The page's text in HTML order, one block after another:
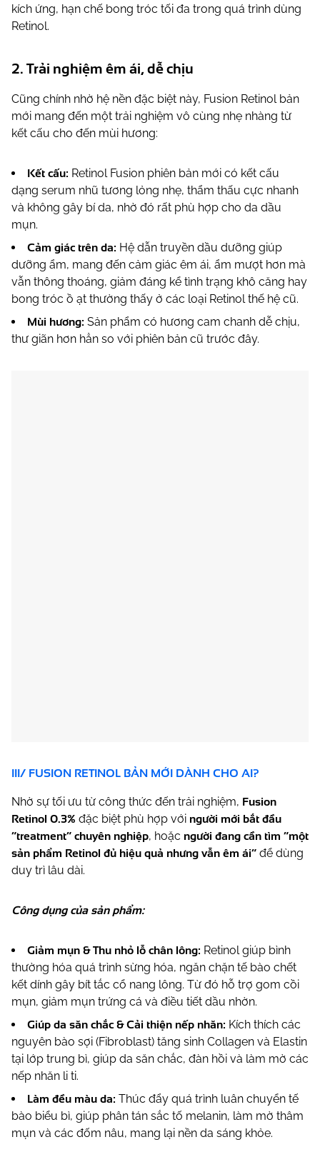
kích ứng, hạn chế bong tróc tối đa trong quá trình dùng
Retinol.
2. Trải nghiệm êm ái, dễ chịu
Cũng chính nhờ hệ nền đặc biệt này, Fusion Retinol bản
mới mang đến một trải nghiệm vô cùng nhẹ nhàng từ
kết cấu cho đến mùi hương:
Kết cấu: Retinol Fusion phiên bản mới có kết cấu
dạng serum nhũ tương lỏng nhẹ, thẩm thấu cực nhanh
và không gây bí da, nhờ đó rất phù hợp cho da dầu
mụn.
Cảm giác trên da: Hệ dẫn truyền dầu dưỡng giúp
dưỡng ẩm, mang đến cảm giác êm ái, ẩm mượt hơn mà
vẫn thông thoáng, giảm đáng kể tình trạng khô căng hay
bong tróc ồ ạt thường thấy ở các loại Retinol thế hệ cũ.
Mùi hương: Sản phẩm có hương cam chanh dễ chịu,
thư giãn hơn hẳn so với phiên bản cũ trước đây.
III/ FUSION RETINOL BẢN MỚI DÀNH CHO AI?
Nhờ sự tối ưu từ công thức đến trải nghiệm, Fusion
Retinol 0.3% đặc biệt phù hợp với người mới bắt đầu
“treatment” chuyên nghiệp, hoặc người đang cần tìm “một
sản phẩm Retinol đủ hiệu quả nhưng vẫn êm ái” để dùng
duy trì lâu dài.
Công dụng của sản phẩm:
Giảm mụn & Thu nhỏ lỗ chân lông: Retinol giúp bình
thường hóa quá trình sừng hóa, ngăn chặn tế bào chết
kết dính gây bít tắc cổ nang lông. Từ đó hỗ trợ gom cồi
mụn, giảm mụn trứng cá và điều tiết dầu nhờn.
Giúp da săn chắc & Cải thiện nếp nhăn: Kích thích các
nguyên bào sợi (Fibroblast) tăng sinh Collagen và Elastin
tại lớp trung bì, giúp da săn chắc, đàn hồi và làm mờ các
nếp nhăn li ti.
Làm đều màu da: Thúc đẩy quá trình luân chuyển tế
bào biểu bì, giúp phân tán sắc tố melanin, làm mờ thâm
mụn và các đốm nâu, mang lại nền da sáng khỏe.